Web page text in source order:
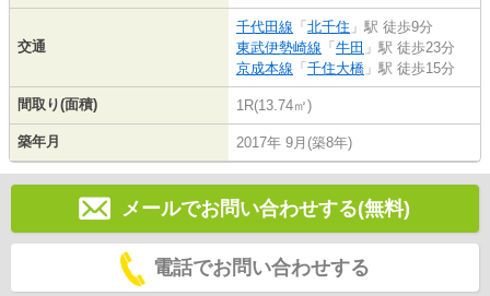
交通
千代田線 「 北千住 」駅 徒歩9分
東武伊勢崎線 「 牛田 」駅 徒歩23分
京成本線 「 千住大橋 」駅 徒歩15分
間取り(面積) 1R(13.74㎡)
築年月 2017年 9月(築8年)
メールでお問い合わせする(無料)
電話でお問い合わせする